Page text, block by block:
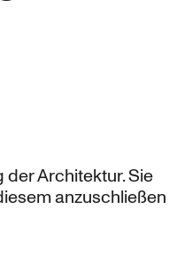
Architektur. Sie
anzuschließen